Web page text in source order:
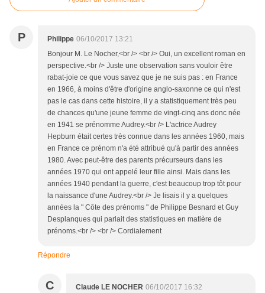
P Philippe 06/10/2017 13:21
Bonjour M. Le Nocher,<br /> <br /> Oui, un excellent roman en
perspective.<br /> Juste une observation sans vouloir être
rabat-joie ce que vous savez que je ne suis pas : en France
en 1966, à moins d'être d'origine anglo-saxonne ce qui n'est
pas le cas dans cette histoire, il y a statistiquement très peu
de chances qu'une jeune femme de vingt-cinq ans donc née
en 1941 se prénomme Audrey.<br /> L'actrice Audrey
Hepburn était certes très connue dans les années 1960, mais
en France ce prénom n'a été attribué qu'à partir des années
1980. Avec peut-être des parents précurseurs dans les
années 1970 qui ont appelé leur fille ainsi. Mais dans les
années 1940 pendant la guerre, c'est beaucoup trop tôt pour
la naissance d'une Audrey.<br /> Je lisais il y a quelques
années la " Côte des prénoms " de Philippe Besnard et Guy
Desplanques qui parlait des statistiques en matière de
prénoms.<br /> <br /> Cordialement
Répondre
C Claude LE NOCHER 06/10/2017 16:32